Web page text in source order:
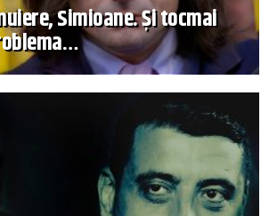
Simioane. Și tocmai